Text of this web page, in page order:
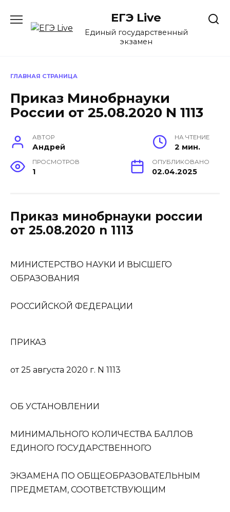
содержанию
ЕГЭ Live
Единый государственный
экзамен
ГЛАВНАЯ СТРАНИЦА
Приказ Минобрнауки
России от 25.08.2020 N 1113
АВТОР
Андрей
НА ЧТЕНИЕ
2 мин.
ПРОСМОТРОВ
1
ОПУБЛИКОВАНО
02.04.2025
Приказ минобрнауки россии
от 25.08.2020 n 1113
МИНИСТЕРСТВО НАУКИ И ВЫСШЕГО
ОБРАЗОВАНИЯ
РОССИЙСКОЙ ФЕДЕРАЦИИ
ПРИКАЗ
от 25 августа 2020 г. N 1113
ОБ УСТАНОВЛЕНИИ
МИНИМАЛЬНОГО КОЛИЧЕСТВА БАЛЛОВ
ЕДИНОГО ГОСУДАРСТВЕННОГО
ЭКЗАМЕНА ПО ОБЩЕОБРАЗОВАТЕЛЬНЫМ
ПРЕДМЕТАМ, СООТВЕТСТВУЮЩИМ